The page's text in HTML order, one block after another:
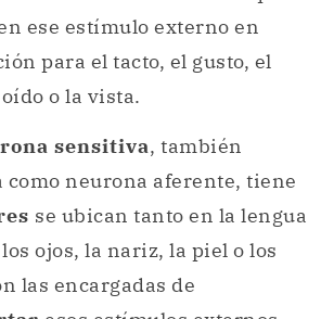
ese estímulo externo en
para el tacto, el gusto, el
o la vista.
sensitiva, también
como neurona aferente, tiene
se ubican tanto en la lengua
ojos, la nariz, la piel o los
las encargadas de